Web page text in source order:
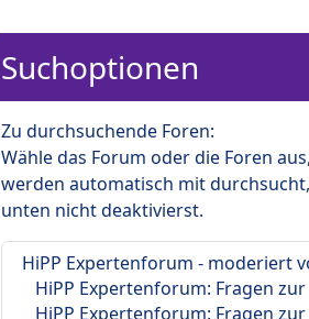
Suchoptionen
Zu durchsuchende Foren:
Wähle das Forum oder die Foren
werden automatisch mit
unten nicht deaktivierst.